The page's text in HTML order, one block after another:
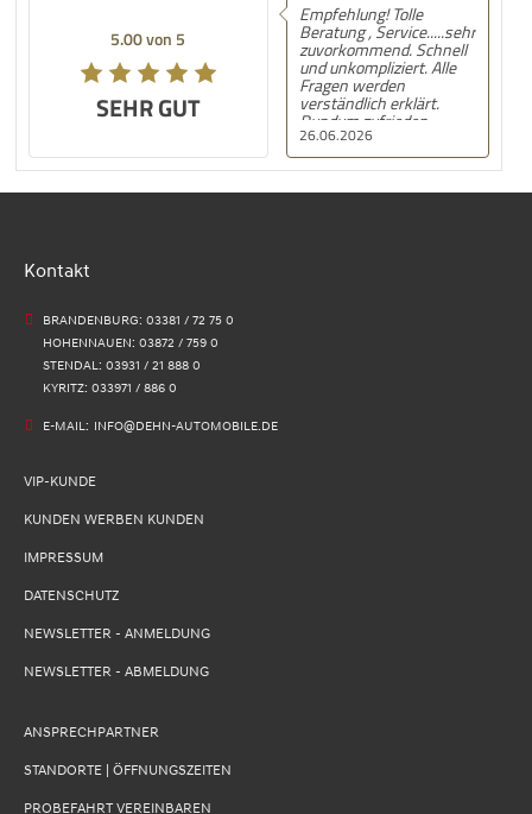
5.00 von 5
SEHR GUT
26.06.2026
Empfehlung! Tolle
Beratung , Service.....sehr
zuvorkommend. Schnell
und unkompliziert. Alle
Fragen werden
verständlich erklärt.
Rundum zufrieden.
Kontakt
BRANDENBURG: 03381 / 72 75 0
HOHENNAUEN: 03872 / 759 0
STENDAL: 03931 / 21 888 0
KYRITZ: 033971 / 886 0
E-MAIL: INFO@DEHN-AUTOMOBILE.DE
VIP-KUNDE
KUNDEN WERBEN KUNDEN
IMPRESSUM
DATENSCHUTZ
NEWSLETTER - ANMELDUNG
NEWSLETTER - ABMELDUNG
ANSPRECHPARTNER
STANDORTE | ÖFFNUNGSZEITEN
PROBEFAHRT VEREINBAREN